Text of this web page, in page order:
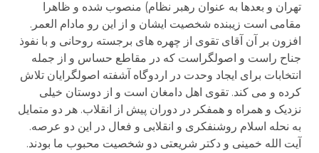
تهران و بعدها به عنوان رهبر نظام) منصوب شده و ظاهرا
مقامی است زیبنده شخصیت ایشان و از این رو مادام العمر.
افزون بر آن آقای تقوی از چهره های برجسته روحانی و با نفوذ
جناح راست و اصولگراست که در مقاطع حساس و از جمله
انتخابات برای ایجاد وحدت در اردوگاه آشفته اصولگرایان تلاش
کرده و می کند. تقوی اهل دامغان است و از دوستان خیلی
نزدیک و همراه و همفکر در دوران پیش از انقلاب. هر دو متمایل
به نحله اسلام روشنفکری و انقلابی و فعال در این دو عرصه.
آیت الله خمینی و دکتر شریعتی دو شخصیت محبوب ما بودند.